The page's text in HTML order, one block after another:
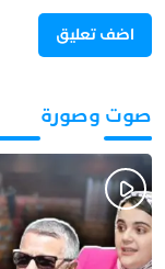
صوت وصورة